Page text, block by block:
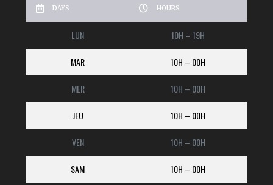
DAYS HOURS
LUN 10H – 19H
MAR 10H – 00H
MER 10H – 00H
JEU 10H – 00H
VEN 10H – 00H
SAM 10H – 00H